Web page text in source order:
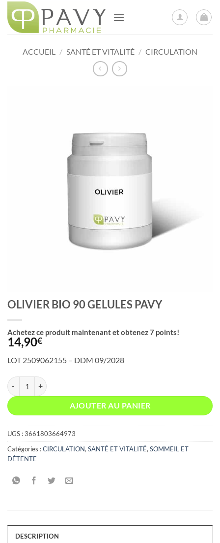
au
contenu
ACCUEIL / SANTÉ ET VITALITÉ / CIRCULATION
OLIVIER BIO 90 GELULES PAVY
Achetez ce produit maintenant et obtenez7 points!
14,90€
LOT 2509062155 – DDM 09/2028
quantité de OLIVIER BIO 90 GELULES PAVY
AJOUTER AU PANIER
UGS :3661803664973
Catégories :CIRCULATION, SANTÉ ET VITALITÉ, SOMMEIL ET
DÉTENTE
DESCRIPTION